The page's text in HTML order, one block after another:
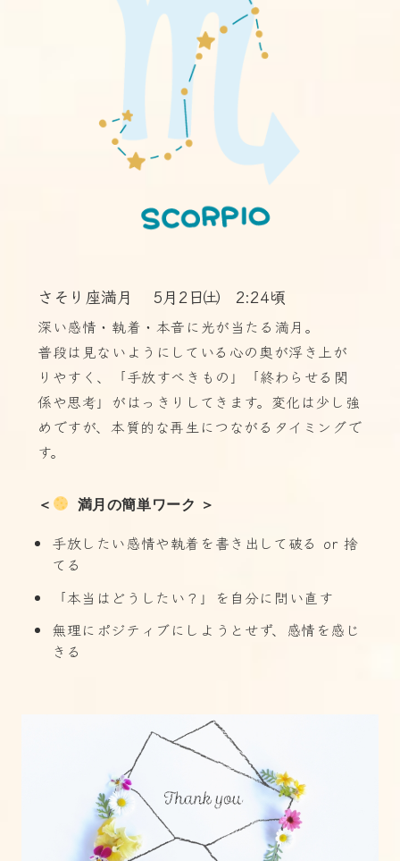
さそり座満月 5月2日㈯ 2:24頃
深い感情・執着・本音に光が当たる満月。
普段は見ないようにしている心の奥が浮き上が
りやすく、「手放すべきもの」「終わらせる関
係や思考」がはっきりしてきます。変化は少し強
めですが、本質的な再生につながるタイミングで
す。
＜
  満月の簡単ワーク ＞
手放したい感情や執着を書き出して破る or 捨
てる
「本当はどうしたい？」を自分に問い直す
無理にポジティブにしようとせず、感情を感じ
きる